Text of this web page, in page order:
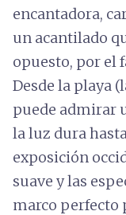
encantadora,
un acantilado
opuesto, por el
Desde la playa
puede admirar
la luz dura
exposición
suave y las
marco perfecto